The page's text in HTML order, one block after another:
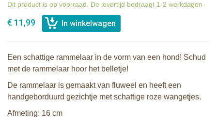
Dit product is op voorraad. De levertijd bedraagt 1-2 werkdagen
€ 11,99
Een schattige rammelaar in de vorm van een hond! Schud
met de rammelaar hoor het belletje!
De rammelaar is gemaakt van fluweel en heeft een
handgeborduurd gezichtje met schattige roze wangetjes.
Afmeting: 16 cm